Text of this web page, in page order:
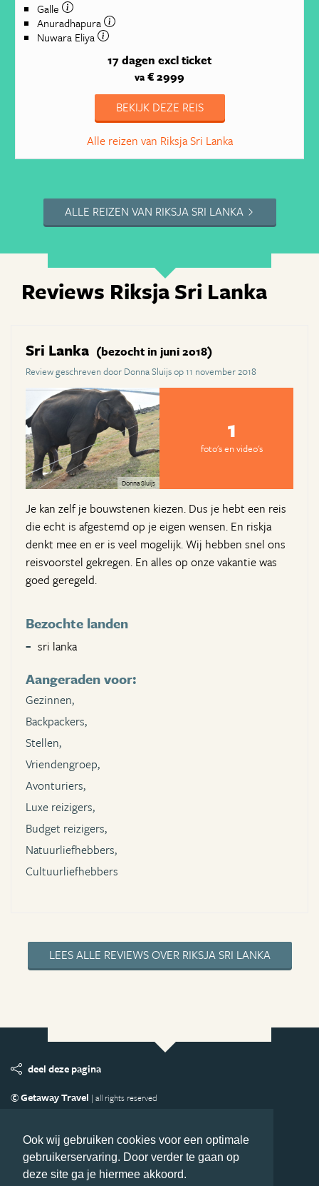
Ook wij gebruiken cookies voor een optimale
gebruikerservaring. Door verder te gaan op
deze site ga je hiermee akkoord.
Galle
Anuradhapura
Nuwara Eliya
17 dagen excl ticket
va € 2999
BEKIJK DEZE REIS
Alle reizen van Riksja Sri Lanka
ALLE REIZEN VAN RIKSJA SRI LANKA
Reviews Riksja Sri Lanka
Sri Lanka (bezocht in juni 2018)
Review geschreven door Donna Sluijs op 11 november 2018
Donna Sluijs
1
foto's en video's
Je kan zelf je bouwstenen kiezen. Dus je hebt een reis
die echt is afgestemd op je eigen wensen. En riskja
denkt mee en er is veel mogelijk. Wij hebben snel ons
reisvoorstel gekregen. En alles op onze vakantie was
goed geregeld.
Bezochte landen
sri lanka
Aangeraden voor:
Gezinnen,
Backpackers,
Stellen,
Vriendengroep,
Avonturiers,
Luxe reizigers,
Budget reizigers,
Natuurliefhebbers,
Cultuurliefhebbers
LEES ALLE REVIEWS OVER RIKSJA SRI LANKA
deel deze pagina
© Getaway Travel | all rights reserved
Copyright
Privacy statement Disclaimer
Cookies
Volg Azie.nl
Nieuwsbrief
Facebook